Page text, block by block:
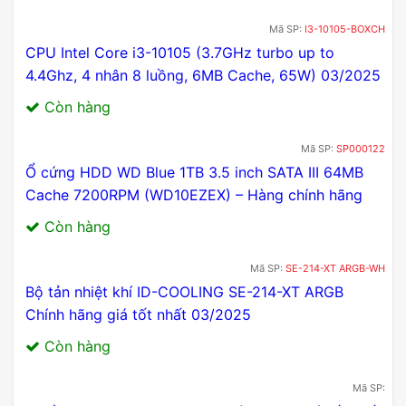
trở thành lựa chọn hàng đầu cho game thủ.
Mã SP:
CPU Intel Core i5-10400 (2.90GHz up to 4.30GHz,
6 nhân 12 luồng, 12MB Cache, 65W ) – Hàng chính
hãng 03/2025